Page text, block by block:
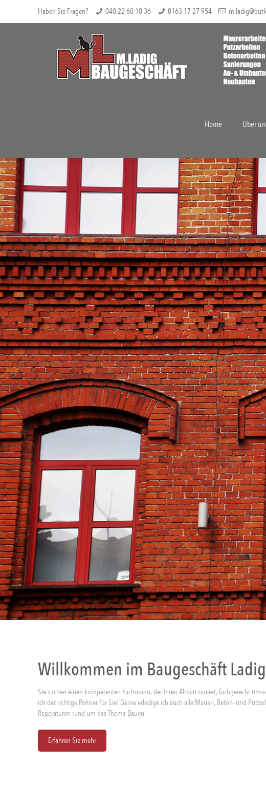
Haben Sie Fragen? 040-22 60 18 36 0163-17 27 954
Home Über
Willkommen im Baugeschäft
Sie suchen einen kompetenten Fachmann, der Ihren Altbau saniert, fachgerecht um-
ich der richtige Partner für Sie! Gerne erledige ich auch alle Mauer-, Beton- und
Reperaturen rund um das Thema Bauen.
Erfahren Sie mehr